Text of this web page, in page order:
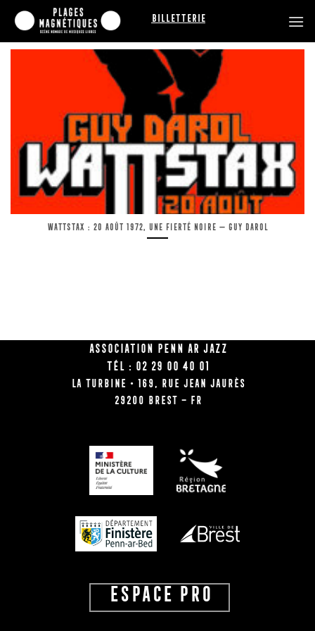
Passer
contenu
Billetterie
Wattstax : 20 août 1972, une fierté noire — Guy Darol
Association Penn Ar Jazz
Tél : 02 29 00 40 01
La Turbine • 169, rue Jean Jaurès
29200 BREST – FR
ESPACE PRO